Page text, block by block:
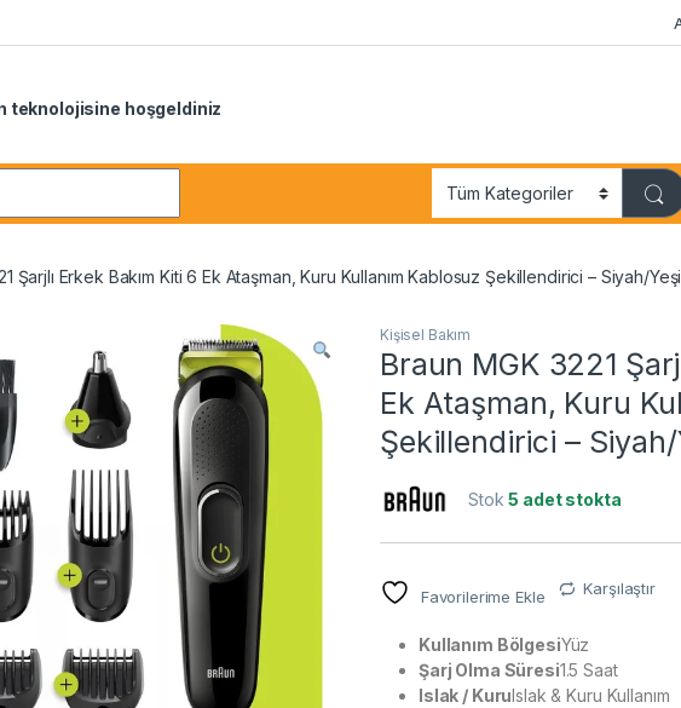
teknolojisine hoşgeldiniz
Şarjlı Erkek Bakım Kiti 6 Ek Ataşman, Kuru Kullanım Kablosuz Şekillendirici – Siyah/
Kişisel Bakım
Braun MGK 3221
Ek Ataşman, Kuru
Şekillendirici – Siyah/
Stok5 adet stokta
Favorilerime Ekle Karşılaştır
Kullanım BölgesiYüz
Şarj Olma Süresi1.5 Saat
Islak / KuruIslak & Kuru Kullanım